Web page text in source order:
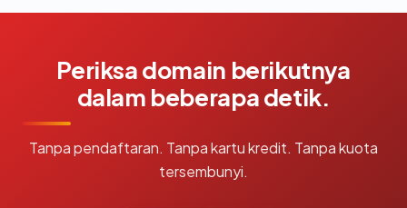
Periksa domain berikutnya
dalam beberapa detik.
Tanpa pendaftaran. Tanpa kartu kredit. Tanpa kuota
tersembunyi.